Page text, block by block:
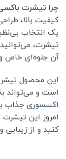
چرا تیشرت
کیفیت بالا،
یک انتخاب
تیشرت،
آن جلوه‌ای خاص
این محصول
است و می‌تواند
اکسسوریجذاب
امروز این
کنید و از زیبایی